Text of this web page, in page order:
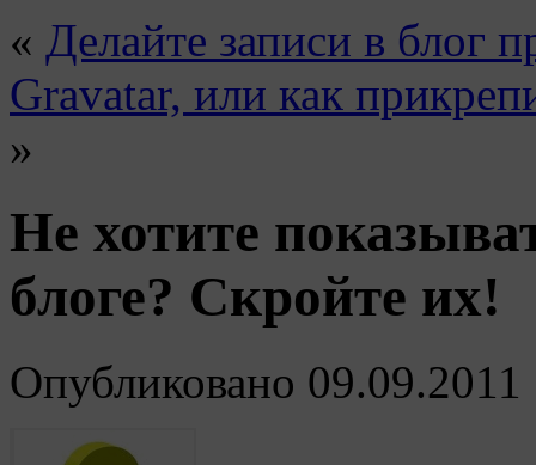
« Делайте записи в блог
Gravatar, или как
»
Не хотите
блоге? Скройте их!
Опубликовано 09.09.2011